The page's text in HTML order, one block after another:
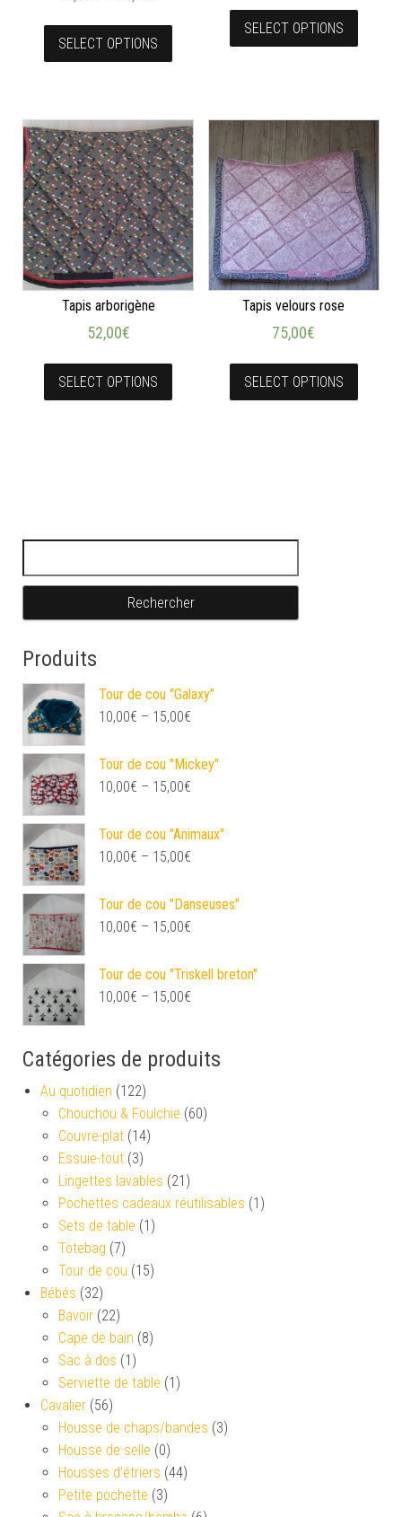
SELECT OPTIONS
SELECT OPTIONS
Tapis arborigène
52,00€
SELECT OPTIONS
Tapis velours rose
75,00€
SELECT OPTIONS
Produits
Tour de cou "Galaxy"
10,00€ – 15,00€
Tour de cou "Mickey"
10,00€ – 15,00€
Tour de cou "Animaux"
10,00€ – 15,00€
Tour de cou "Danseuses"
10,00€ – 15,00€
Tour de cou "Triskell breton"
10,00€ – 15,00€
Catégories de produits
Au quotidien (122)
Chouchou & Foulchie (60)
Couvre-plat (14)
Essuie-tout (3)
Lingettes lavables (21)
Pochettes cadeaux réutilisables (1)
Sets de table (1)
Totebag (7)
Tour de cou (15)
Bébés (32)
Bavoir (22)
Cape de bain (8)
Sac à dos (1)
Serviette de table (1)
Cavalier (56)
Housse de chaps/bandes (3)
Housse de selle (0)
Housses d’étriers (44)
Petite pochette (3)